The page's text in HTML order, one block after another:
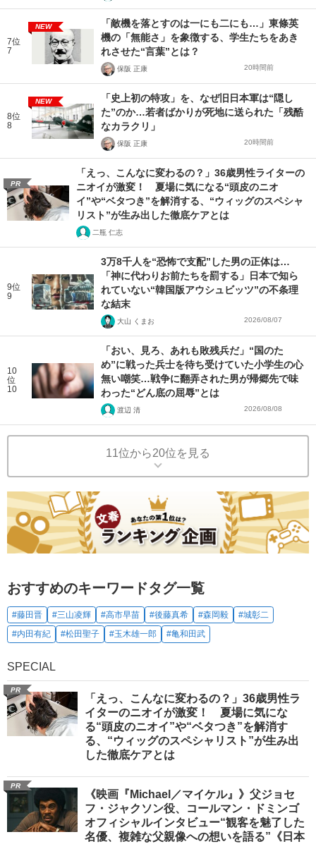
7位
7
NEW
「敵機を落とすのは一にも二にも…」東條英
機の「無能さ」を象徴する、学生たちをあき
れさせた“言葉”とは？
保阪 正康 20時間前
8位
8
NEW
「史上初の特攻」を、なぜ旧日本軍は“隠し
た”のか…若者ばかりが死地に送られた「残酷
なカラクリ」
保阪 正康 20時間前
PR
「えっ、こんなに変わるの？」36歳男性ライターの
ニオイが激変！ 夏場に気になる“頭皮のニオ
イ”や“ベタつき”を解消する、“ウィッグのスペシャ
リスト”が生み出した徹底ケアとは
二瓶 仁志
9位
9
3万8千人を“恐怖で支配”した男の正体は…
「神に代わりお前たちを罰する」日本で知ら
れていない“韓国版アウシュビッツ”の不条理
な結末
大山 くまお 2026/08/07
10
位
10
「おい、見ろ、あれも敗残兵だ」“国のた
め”に戦った兵士を待ち受けていた小学生の心
無い嘲笑…戦争に翻弄された男が帰郷先で味
わった“どん底の屈辱”とは
渡辺 清 2026/08/08
11位から20位を見る
おすすめのキーワードタグ一覧
#藤田晋 #三山凌輝 #高市早苗 #後藤真希 #森岡毅
#城彰二
#内田有紀
#松田聖子 #玉木雄一郎 #亀和田武
SPECIAL
PR
「えっ、こんなに変わるの？」36歳男性ラ
イターのニオイが激変！ 夏場に気にな
る“頭皮のニオイ”や“ベタつき”を解消す
る、“ウィッグのスペシャリスト”が生み出
した徹底ケアとは
PR
《映画『Michael／マイケル』》父ジョセ
フ・ジャクソン役、コールマン・ドミンゴ
オフィシャルインタビュー“観客を魅了した
名優、複雑な父親像への想いを語る”《日本